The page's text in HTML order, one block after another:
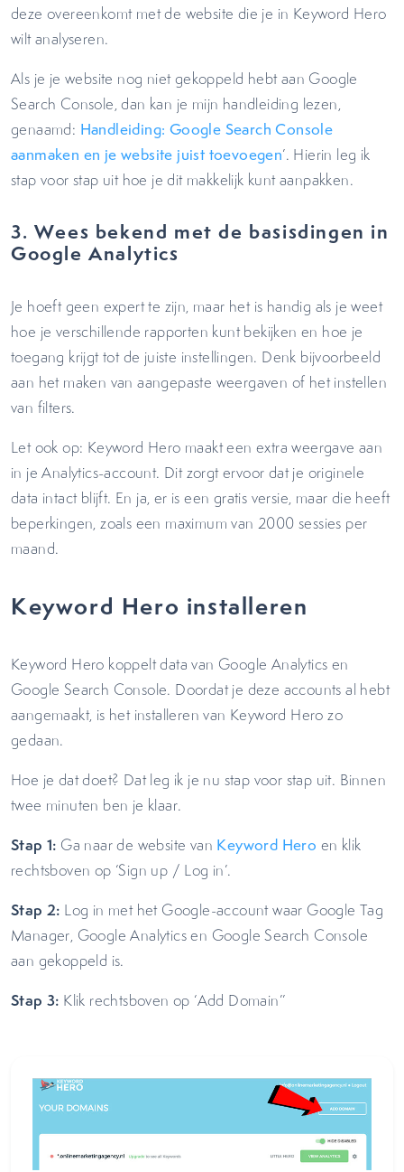
deze overeenkomt met de website die je in Keyword Hero
wilt analyseren.
Als je je website nog niet gekoppeld hebt aan Google
Search Console, dan kan je mijn handleiding lezen,
genaamd: Handleiding: Google Search Console
aanmaken en je website juist toevoegen’. Hierin leg ik
stap voor stap uit hoe je dit makkelijk kunt aanpakken.
3. Wees bekend met de basisdingen in
Google Analytics
Je hoeft geen expert te zijn, maar het is handig als je weet
hoe je verschillende rapporten kunt bekijken en hoe je
toegang krijgt tot de juiste instellingen. Denk bijvoorbeeld
aan het maken van aangepaste weergaven of het instellen
van filters.
Let ook op: Keyword Hero maakt een extra weergave aan
in je Analytics-account. Dit zorgt ervoor dat je originele
data intact blijft. En ja, er is een gratis versie, maar die heeft
beperkingen, zoals een maximum van 2000 sessies per
maand.
Keyword Hero installeren
Keyword Hero koppelt data van Google Analytics en
Google Search Console. Doordat je deze accounts al hebt
aangemaakt, is het installeren van Keyword Hero zo
gedaan.
Hoe je dat doet? Dat leg ik je nu stap voor stap uit. Binnen
twee minuten ben je klaar.
Stap 1: Ga naar de website van Keyword Hero en klik
rechtsboven op ‘Sign up / Log in’.
Stap 2: Log in met het Google-account waar Google Tag
Manager, Google Analytics en Google Search Console
aan gekoppeld is.
Stap 3: Klik rechtsboven op ‘Add Domain’’